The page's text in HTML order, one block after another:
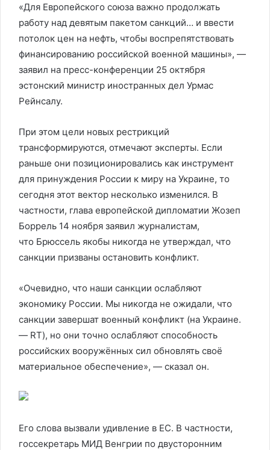
«Для Европейского союза важно продолжать
работу над девятым пакетом санкций… и ввести
потолок цен на нефть, чтобы воспрепятствовать
финансированию российской военной машины», —
заявил на пресс-конференции 25 октября
эстонский министр иностранных дел Урмас
Рейнсалу.
При этом цели новых рестрикций
трансформируются, отмечают эксперты. Если
раньше они позиционировались как инструмент
для принуждения России к миру на Украине, то
сегодня этот вектор несколько изменился. В
частности, глава европейской дипломатии Жозеп
Боррель 14 ноября заявил журналистам,
что Брюссель якобы никогда не утверждал, что
санкции призваны остановить конфликт.
«Очевидно, что наши санкции ослабляют
экономику России. Мы никогда не ожидали, что
санкции завершат военный конфликт (на Украине.
— RT), но они точно ослабляют способность
российских вооружённых сил обновлять своё
материальное обеспечение», — сказал он.
Его слова вызвали удивление в ЕС. В частности,
госсекретарь МИД Венгрии по двусторонним